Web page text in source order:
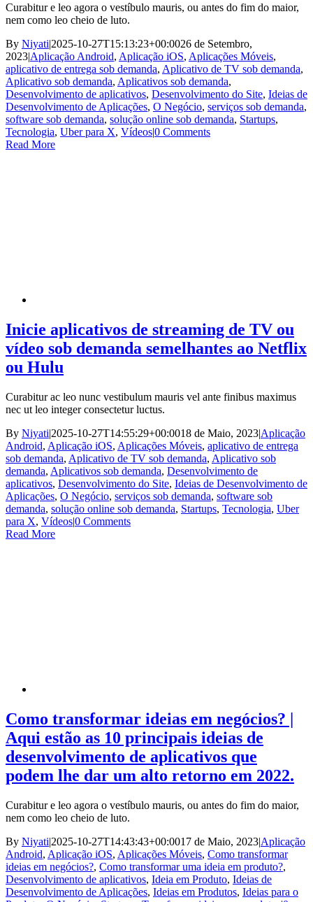
Curabitur e leo agora o vestíbulo mauris, ou antes do fim do maior,
nem como leo cheio de luto.
By Niyati|2025-10-27T15:13:23+00:0026 de Setembro,
2023|Aplicação Android, Aplicação iOS, Aplicações Móveis,
aplicativo de entrega sob demanda, Aplicativo de TV sob demanda,
Aplicativo sob demanda, Aplicativos sob demanda,
Desenvolvimento de aplicativos, Desenvolvimento do Site, Ideias de
Desenvolvimento de Aplicações, O Negócio, serviços sob demanda,
software sob demanda, solução online sob demanda, Startups,
Tecnologia, Uber para X, Vídeos|0 Comments
Read More
Inicie aplicativos de streaming de TV ou
vídeo sob demanda semelhantes ao Netflix
ou Hulu
Curabitur ac leo nunc vestibulum mauris vel ante finibus maximus
nec ut leo integer consectetur luctus.
By Niyati|2025-10-27T14:55:29+00:0018 de Maio, 2023|Aplicação
Android, Aplicação iOS, Aplicações Móveis, aplicativo de entrega
sob demanda, Aplicativo de TV sob demanda, Aplicativo sob
demanda, Aplicativos sob demanda, Desenvolvimento de
aplicativos, Desenvolvimento do Site, Ideias de Desenvolvimento de
Aplicações, O Negócio, serviços sob demanda, software sob
demanda, solução online sob demanda, Startups, Tecnologia, Uber
para X, Vídeos|0 Comments
Read More
Como transformar ideias em negócios? |
Aqui estão as 10 principais ideias de
desenvolvimento de aplicativos que
podem lhe dar um alto retorno em 2022.
Curabitur e leo agora o vestíbulo mauris, ou antes do fim do maior,
nem como leo cheio de luto.
By Niyati|2025-10-27T14:43:43+00:0017 de Maio, 2023|Aplicação
Android, Aplicação iOS, Aplicações Móveis, Como transformar
ideias em negócios?, Como transformar uma ideia em produto?,
Desenvolvimento de aplicativos, Ideia em Produto, Ideias de
Desenvolvimento de Aplicações, Ideias em Produtos, Ideias para o